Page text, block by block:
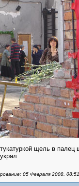
щель в палец
05 Февраля 2008,